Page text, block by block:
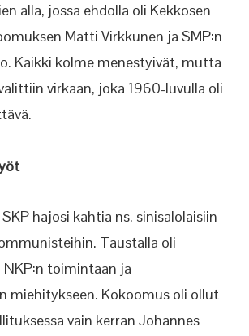
alla, jossa ehdolla oli Kekkosen
Matti Virkkunen ja SMP:n
Kaikki kolme menestyivät, mutta
virkaan, joka 1960-luvulla oli
hajosi kahtia ns. sinisalolaisiin
Taustalla oli
toimintaan ja
miehitykseen. Kokoomus oli ollut
vain kerran Johannes